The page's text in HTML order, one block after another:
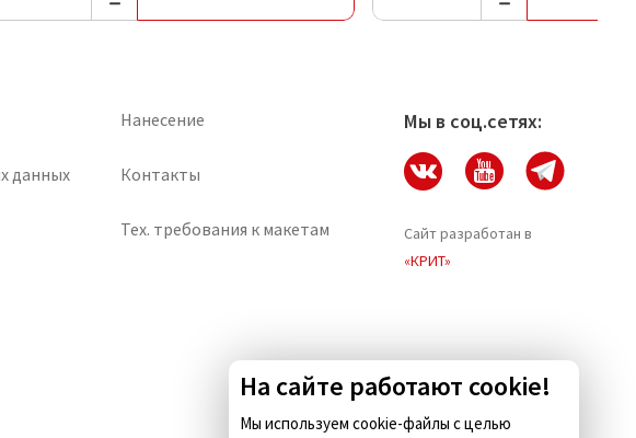
Нанесение
данных Контакты
Тех. требования к макетам
Мы в соц.сетях:
Сайт разработан в
«КРИТ»
На сайте работают cookie!
Мы используем cookie-файлы с целью